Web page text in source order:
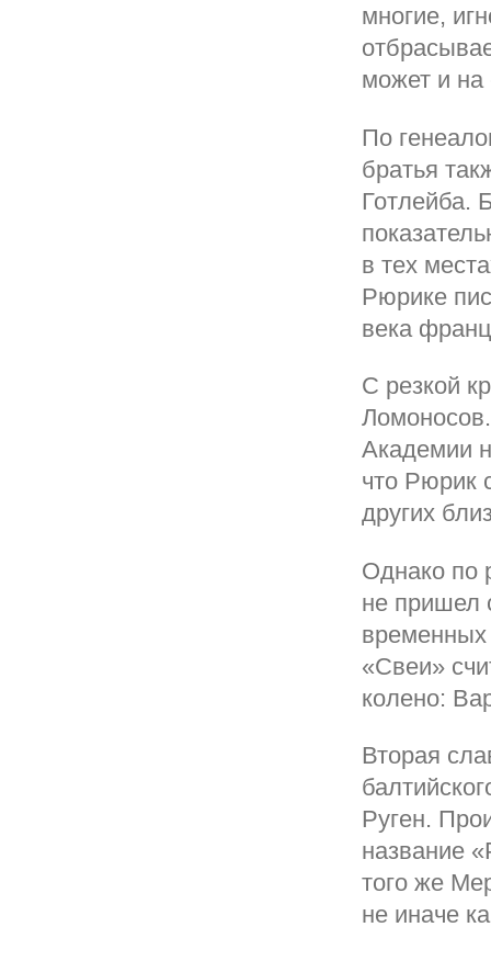
многие,
может и на
По
братья
Готлейба.
в тех
Рюрике
века
С резкой
Академии
что Рюрик
других
Однако по
не пришел
временных
«Свеи»
колено:
Вторая
Руген.
название
того же
не иначе